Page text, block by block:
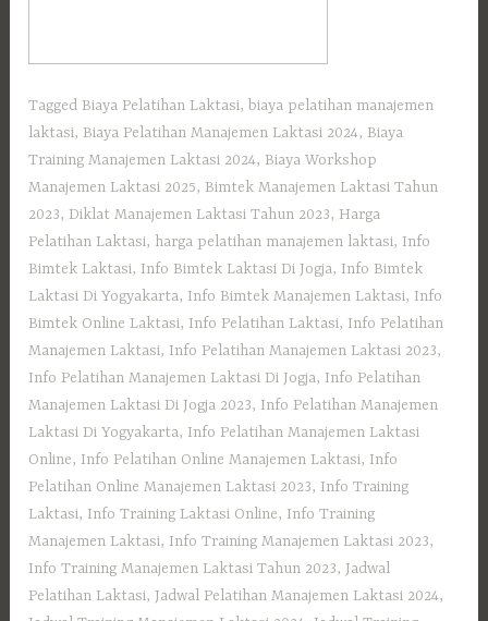
Tagged Biaya Pelatihan Laktasi, biaya pelatihan manajemen
laktasi, Biaya Pelatihan Manajemen Laktasi 2024, Biaya
Training Manajemen Laktasi 2024, Biaya Workshop
Manajemen Laktasi 2025, Bimtek Manajemen Laktasi Tahun
2023,Diklat Manajemen Laktasi Tahun 2023, Harga
Pelatihan Laktasi, harga pelatihan manajemen laktasi, Info
Bimtek Laktasi, Info Bimtek Laktasi Di Jogja, Info Bimtek
Laktasi Di Yogyakarta, Info Bimtek Manajemen Laktasi, Info
Bimtek Online Laktasi, Info Pelatihan Laktasi, Info Pelatihan
Manajemen Laktasi, Info Pelatihan Manajemen Laktasi 2023,
Info Pelatihan Manajemen Laktasi Di Jogja, Info Pelatihan
Manajemen Laktasi Di Jogja 2023, Info Pelatihan Manajemen
Laktasi Di Yogyakarta, Info Pelatihan Manajemen Laktasi
Online, Info Pelatihan Online Manajemen Laktasi, Info
Pelatihan Online Manajemen Laktasi 2023, Info Training
Laktasi, Info Training Laktasi Online, Info Training
Manajemen Laktasi, Info Training Manajemen Laktasi 2023,
Info Training Manajemen Laktasi Tahun 2023, Jadwal
Pelatihan Laktasi, Jadwal Pelatihan Manajemen Laktasi 2024,